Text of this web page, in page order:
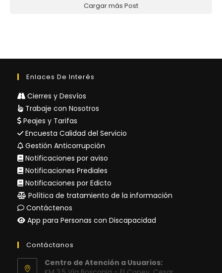
Cargar más Post
Enlaces De Interés
Cierres y Desvíos
Trabaje con Nosotros
Peajes y Tarifas
Encuesta Calidad del Servicio
Gestión Anticorrupción
Notificaciones por aviso
Notificaciones Prediales
Notificaciones por Edicto
Política de tratamiento de la información
Contáctenos
App para Personas con Discapacidad
Contáctanos
Centro de Atención a Usuarios: